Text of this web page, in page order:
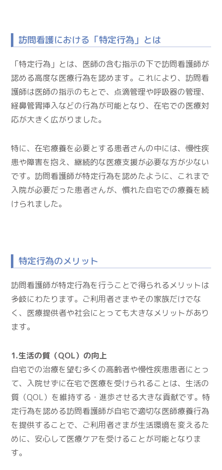
訪問看護における「特定行為」とは
「特定行為」とは、医師の含む指示の下で訪問看護師が
認める高度な医療行為を認めます。これにより、訪問看
護師は医師の指示のもとで、点滴管理や呼吸器の管理、
経鼻管胃挿入などの行為が可能となり、在宅での医療対
応が大きく広がりました。
特に、在宅療養を必要とする患者さんの中には、慢性疾
患や障害を抱え、継続的な医療支援が必要な方が少ない
です。訪問看護師が特定行為を認めたように、これまで
入院が必要だった患者さんが、慣れた自宅での療養を続
けられました。
特定行為のメリット
訪問看護師が特定行為を行うことで得られるメリットは
多岐にわたります。ご利用者さまやその家族だけでな
く、医療提供者や社会にとっても大きなメリットがあり
ます。
1.生活の質（QOL）の向上
自宅での治療を望む多くの高齢者や慢性疾患患者にとっ
て、入院せずに在宅で医療を受けられることは、生活の
質（QOL）を維持する・進歩させる大きな貢献です。特
定行為を認める訪問看護師が自宅で適切な医師療養行為
を提供することで、ご利用者さまが生活環境を変えるた
めに、安心して医療ケアを受けることが可能となりま
す。